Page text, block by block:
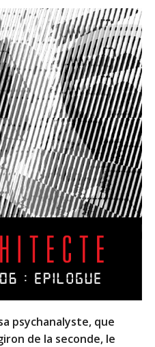
psychanalyste, que
de la seconde, le